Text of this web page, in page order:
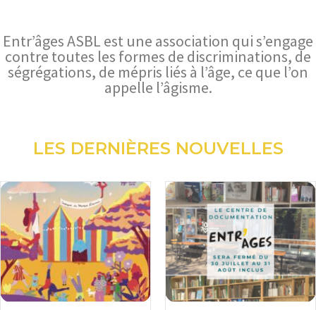
Entr’âges ASBL est une association qui s’engage
contre toutes les formes de discriminations, de
ségrégations, de mépris liés à l’âge, ce que l’on
appelle l’âgisme.
LES DERNIÈRES NOUVELLES